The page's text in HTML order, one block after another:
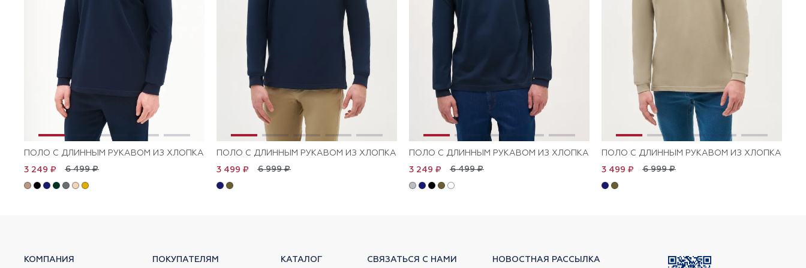
ПОЛО С ДЛИННЫМ РУКАВОМ ИЗ ХЛОПКА
6 499 ₽
3 249 ₽
ПОЛО С ДЛИННЫМ РУКАВОМ ИЗ ХЛОПКА
6 999 ₽
3 499 ₽
ПОЛО С ДЛИННЫМ РУКАВОМ ИЗ ХЛОПКА
6 499 ₽
3 249 ₽
ПОЛО С ДЛИННЫМ РУКАВОМ ИЗ ХЛОПКА
6 999 ₽
3 499 ₽
КОМПАНИЯ ПОКУПАТЕЛЯМ КАТАЛОГ СВЯЗАТЬСЯ С НАМИ НОВОСТНАЯ РАССЫЛКА